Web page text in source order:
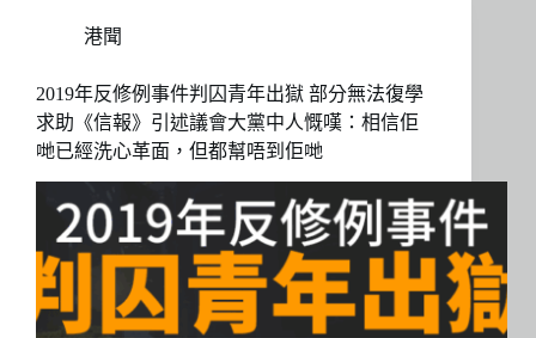
港聞
2019年反修例事件判囚青年出獄 部分無法復學
求助《信報》引述議會大黨中人慨嘆：相信佢
哋已經洗心革面，但都幫唔到佢哋